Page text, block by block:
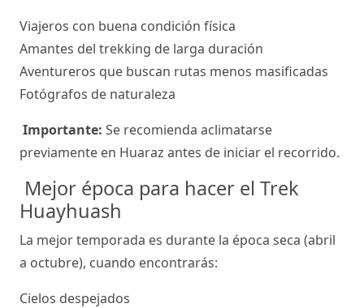
Viajeros con buena condición física
Amantes del trekking de larga duración
Aventureros que buscan rutas menos masificadas
Fotógrafos de naturaleza
Importante: Se recomienda aclimatarse
previamente en Huaraz antes de iniciar el recorrido.
Mejor época para hacer el Trek
Huayhuash
La mejor temporada es durante la época seca (abril
a octubre), cuando encontrarás:
Cielos despejados